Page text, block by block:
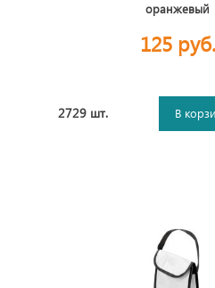
оранжевый
125 руб.
2729 шт. В